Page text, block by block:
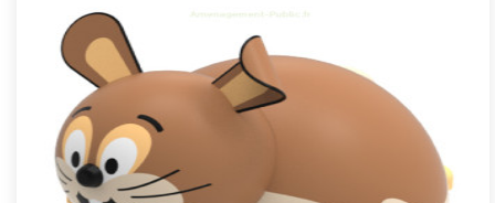
Lapin 3D EPDM
Module 3D pour aires de jeux extérieurs inspiré des univers des
dessins animés et des bandes dessinées, le Lapin EPDM se dist..